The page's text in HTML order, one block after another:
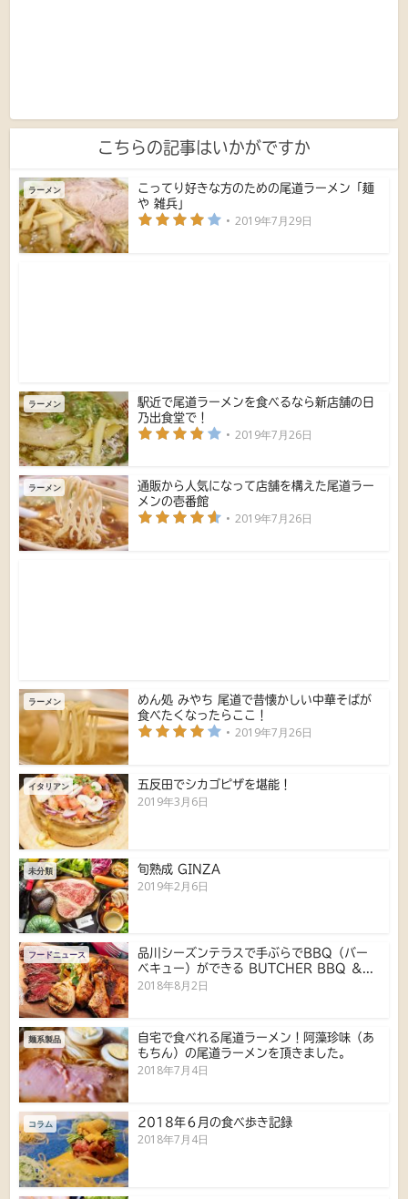
こちらの記事はいかがですか
ラーメン
こってり好きな方のための尾道ラーメン「麺
や 雑兵」
2019年7月29日
ラーメン
駅近で尾道ラーメンを食べるなら新店舗の日
乃出食堂で！
2019年7月26日
ラーメン
通販から人気になって店舗を構えた尾道ラー
メンの壱番館
2019年7月26日
ラーメン
めん処 みやち 尾道で昔懐かしい中華そばが
食べたくなったらここ！
2019年7月26日
イタリアン 五反田でシカゴピザを堪能！
2019年3月6日
未分類 旬熟成 GINZA
2019年2月6日
フードニュース
品川シーズンテラスで手ぶらでBBQ（バー
ベキュー）ができる BUTCHER BBQ ＆...
2018年8月2日
麺系製品
自宅で食べれる尾道ラーメン！阿藻珍味（あ
もちん）の尾道ラーメンを頂きました。
2018年7月4日
コラム 2018年６月の食べ歩き記録
2018年7月4日